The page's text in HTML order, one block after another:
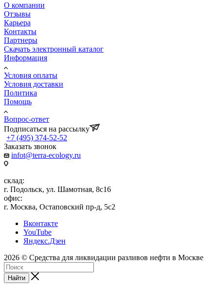
О компании
Отзывы
Карьера
Контакты
Партнеры
Скачать электронный каталог
Информация
Условия оплаты
Условия доставки
Политика
Помощь
Вопрос-ответ
Подписаться на рассылку
+7 (495) 374-52-52
Заказать звонок
infot@terra-ecology.ru
склад:
г. Подольск, ул. Шамотная, 8с16
офис:
г. Москва, Остаповский пр-д, 5с2
Вконтакте
YouTube
Яндекс.Дзен
2026 © Средства для ликвидации разливов нефти в Москве
Найти